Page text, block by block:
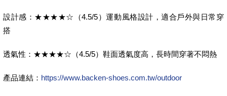
設計感：★★★★☆（4.5/5）運動風格設計，適合戶外與日常穿
搭
透氣性：★★★★☆（4.5/5）鞋面透氣度高，長時間穿著不悶熱
產品連結： https://www.backen-shoes.com.tw/outdoor